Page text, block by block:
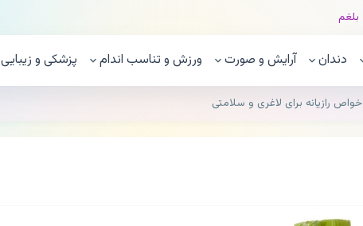
بلغم
دندان آرایش و صورت ورزش و تناسب اندام پزشکی و زیبایی
خواص رازیانه برای لاغری و سلامتی